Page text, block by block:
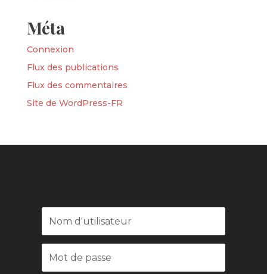
Méta
Connexion
Flux des publications
Flux des commentaires
Site de WordPress-FR